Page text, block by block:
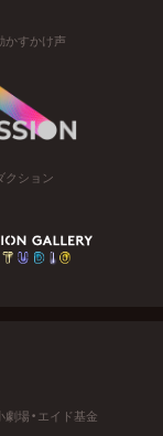
かすかけ声
クション
劇場・エイド基金